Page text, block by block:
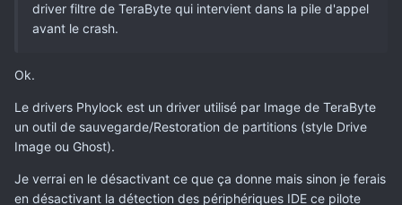
driver filtre de TeraByte qui intervient dans la pile d'appel
avant le crash.
Ok.
Le drivers Phylock est un driver utilisé par Image de TeraByte
un outil de sauvegarde/Restoration de partitions (style Drive
Image ou Ghost).
Je verrai en le désactivant ce que ça donne mais sinon je ferais
en désactivant la détection des périphériques IDE ce pilote